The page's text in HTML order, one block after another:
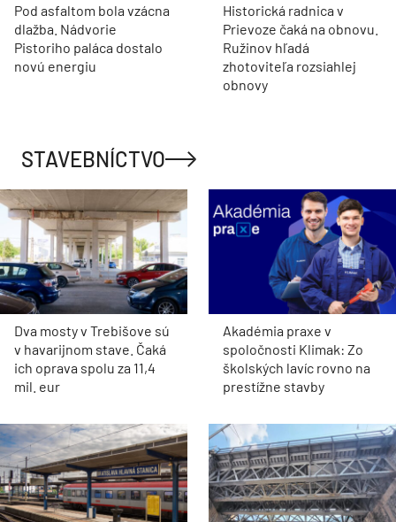
Pod asfaltom bola vzácna
dlažba. Nádvorie
Pistoriho paláca dostalo
novú energiu
Historická radnica v
Prievoze čaká na obnovu.
Ružinov hľadá
zhotoviteľa rozsiahlej
obnovy
STAVEBNÍCTVO
Dva mosty v Trebišove sú
v havarijnom stave. Čaká
ich oprava spolu za 11,4
mil. eur
Akadémia praxe v
spoločnosti Klimak: Zo
školských lavíc rovno na
prestížne stavby